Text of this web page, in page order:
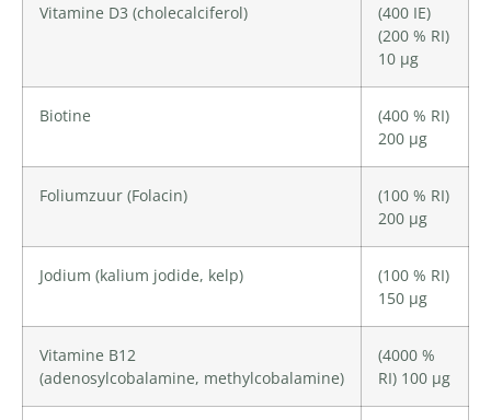
Vitamine D3 (cholecalciferol)
(400 IE)
(200 % RI)
10 µg
Biotine
(400 % RI)
200 µg
Foliumzuur (Folacin)
(100 % RI)
200 µg
Jodium (kalium jodide, kelp)
(100 % RI)
150 µg
Vitamine B12
(adenosylcobalamine, methylcobalamine)
(4000 %
RI) 100 µg